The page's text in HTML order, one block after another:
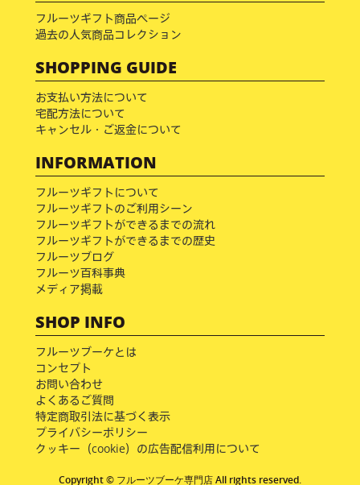
フルーツギフト商品ページ
過去の人気商品コレクション
SHOPPING GUIDE
お支払い方法について
宅配方法について
キャンセル・ご返金について
INFORMATION
フルーツギフトについて
フルーツギフトのご利用シーン
フルーツギフトができるまでの流れ
フルーツギフトができるまでの歴史
フルーツブログ
フルーツ百科事典
メディア掲載
SHOP INFO
フルーツブーケとは
コンセプト
お問い合わせ
よくあるご質問
特定商取引法に基づく表示
プライバシーポリシー
クッキー（cookie）の広告配信利用について
Copyright © フルーツブーケ専門店 All rights reserved.